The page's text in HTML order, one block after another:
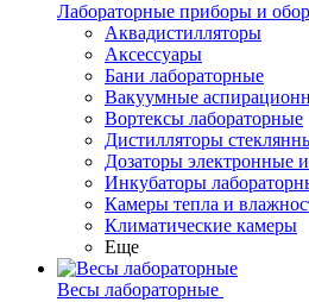
Лабораторные приборы и
Аквадистилляторы
Аксессуары
Бани лабораторные
Вакуумные
Вортексы лабораторные
Дистилляторы
Дозаторы электронные
Инкубаторы
Камеры тепла и
Климатические камеры
Еще
Весы лабораторные